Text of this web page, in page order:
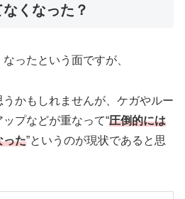
くなった？
ったという面ですが、
かもしれませんが、ケガやルー
プなどが重なって“圧倒的には
った”というのが現状であると思